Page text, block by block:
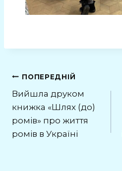
ПОПЕРЕДНІЙ
Вийшла друком
книжка «Шлях (до)
ромів» про життя
ромів в Україні